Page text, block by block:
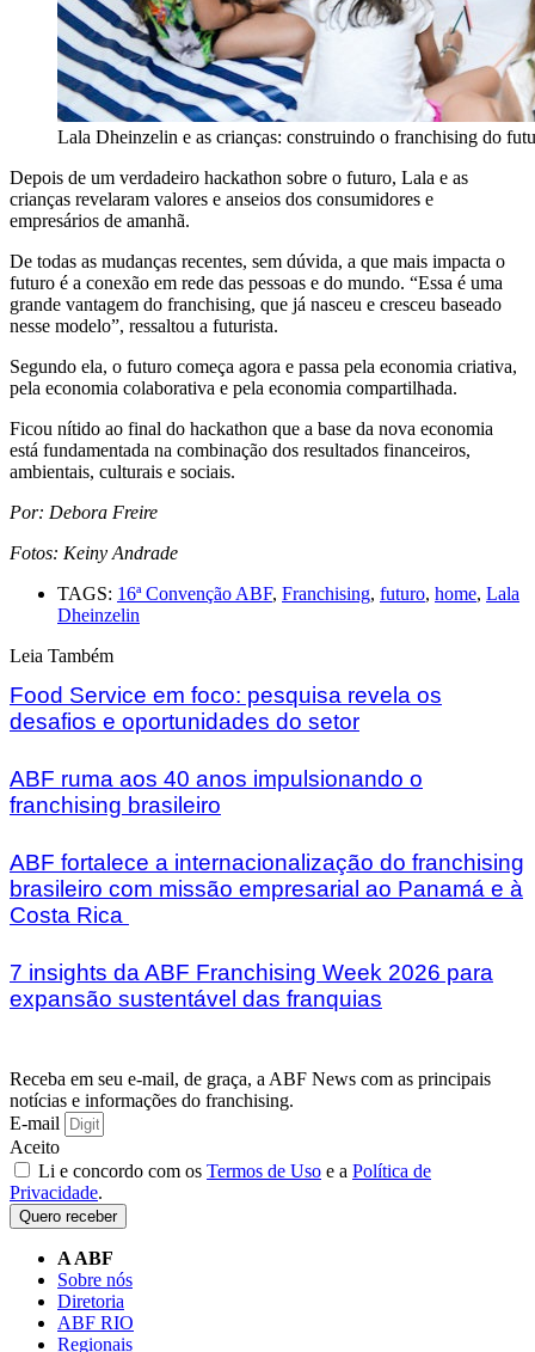
Lala Dheinzelin e as crianças: construindo o franchising do
Depois de um verdadeiro hackathon sobre o futuro, Lala e as
crianças revelaram valores e anseios dos consumidores e
empresários de amanhã.
De todas as mudanças recentes, sem dúvida, a que mais impacta o
futuro é a conexão em rede das pessoas e do mundo. “Essa é uma
grande vantagem do franchising, que já nasceu e cresceu baseado
nesse modelo”, ressaltou a futurista.
Segundo ela, o futuro começa agora e passa pela economia criativa,
pela economia colaborativa e pela economia compartilhada.
Ficou nítido ao final do hackathon que a base da nova economia
está fundamentada na combinação dos resultados financeiros,
ambientais, culturais e sociais.
Por: Debora Freire
Fotos: Keiny Andrade
TAGS: 16ª Convenção ABF, Franchising, futuro, home, Lala
Dheinzelin
Leia Também
Food Service em foco: pesquisa revela os
desafios e oportunidades do setor
ABF ruma aos 40 anos impulsionando o
franchising brasileiro
ABF fortalece a internacionalização do franchising
brasileiro com missão empresarial ao Panamá e à
Costa Rica
7 insights da ABF Franchising Week 2026 para
expansão sustentável das franquias
Receba em seu e-mail, de graça, a ABF News com as principais
notícias e informações do franchising.
E-mail
Aceito
Li e concordo com os Termos de Uso e a Política de
Privacidade.
Quero receber
A ABF
Sobre nós
Diretoria
ABF RIO
Regionais